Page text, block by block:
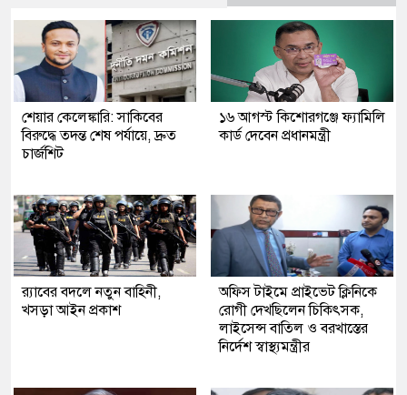
শেয়ার কেলেঙ্কারি: সাকিবের
বিরুদ্ধে তদন্ত শেষ পর্যায়ে, দ্রুত
চার্জশিট
১৬ আগস্ট কিশোরগঞ্জে ফ্যামিলি
কার্ড দেবেন প্রধানমন্ত্রী
র‍্যাবের বদলে নতুন বাহিনী,
খসড়া আইন প্রকাশ
অফিস টাইমে প্রাইভেট ক্লিনিকে
রোগী দেখছিলেন চিকিৎসক,
লাইসেন্স বাতিল ও বরখাস্তের
নির্দেশ স্বাস্থ্যমন্ত্রীর